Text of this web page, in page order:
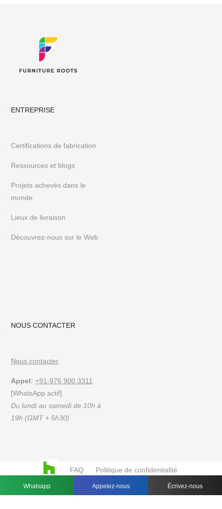
ENTREPRISE
Certifications de fabrication
Ressources et blogs
Projets achevés dans le
monde
Lieux de livraison
Découvrez-nous sur le Web
NOUS CONTACTER
Nous contacter
Appel: +91-976 900 3311
[WhatsApp actif]
Du lundi au samedi de 10h à
19h (GMT + 5h30)
FAQ
Politique de confidentialité
Conditions d'utilisation
Whatsapp Appelez-nous Écrivez-nous